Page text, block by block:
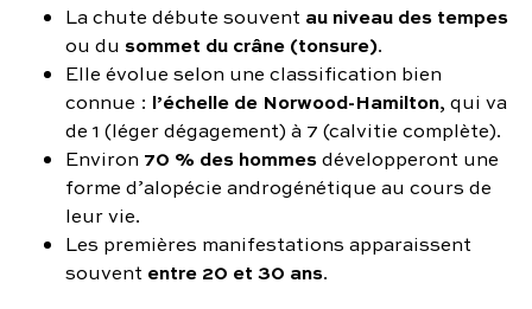
La chute débute souvent au niveau des tempes
ou du sommet du crâne (tonsure).
Elle évolue selon une classification bien
connue : l’échelle de Norwood-Hamilton, qui va
de 1 (léger dégagement) à 7 (calvitie complète).
Environ 70 % des hommesdévelopperont une
forme d’alopécie androgénétique au cours de
leur vie.
Les premières manifestations apparaissent
souvent entre 20 et 30 ans.